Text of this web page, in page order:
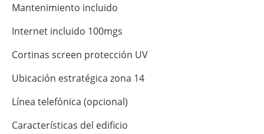
Mantenimiento incluido
Internet incluido 100mgs
Cortinas screen protección UV
Ubicación estratégica zona 14
Línea telefónica (opcional)
Características del edificio